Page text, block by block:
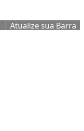
Atualize sua Barra